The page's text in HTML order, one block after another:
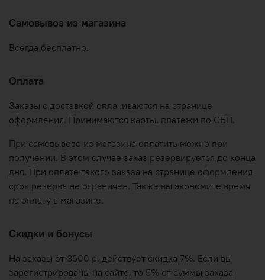
Самовывоз из магазина
Всегда бесплатно.
Оплата
Заказы с доставкой оплачиваются на странице
оформления. Принимаются карты, платежи по СБП.
При самовывозе из магазина оплатить можно при
получении. В этом случае заказ резервируется до конца
дня. При оплате такого заказа на странице оформления
срок резерва не ограничен. Также вы экономите время
на оплату в магазине.
Скидки и бонусы
На заказы от 3500 р. действует скидка 7%. Если вы
зарегистрированы на сайте, то 5% от суммы заказа